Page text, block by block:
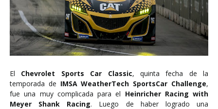
El Chevrolet Sports Car Classic, quinta fecha de la
temporada de IMSA WeatherTech SportsCar Challenge,
fue una muy complicada para el Heinricher Racing with
Meyer Shank Racing. Luego de haber logrado una